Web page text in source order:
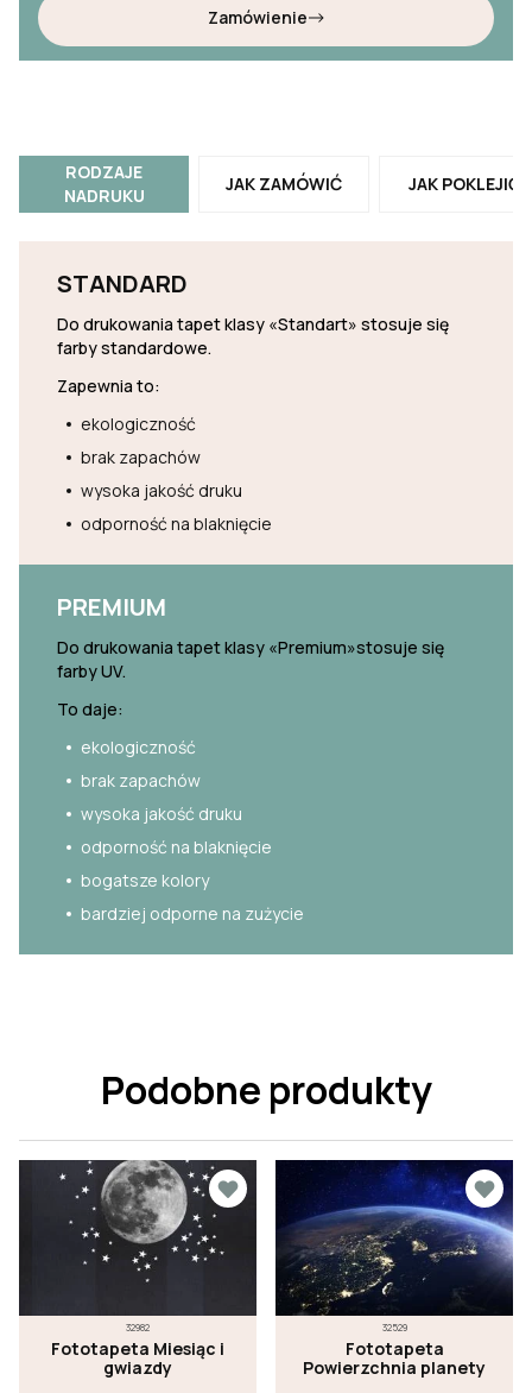
Zamówienie
RODZAJE
NADRUKU
JAK ZAMÓWIĆ JAK POKLEJIĆ
STANDARD
Do drukowania tapet klasy «Standart» stosuje się
farby standardowe.
Zapewnia to:
ekologiczność
brak zapachów
wysoka jakość druku
odporność na blaknięcie
PREMIUM
Do drukowania tapet klasy «Premium»stosuje się
farby UV.
To daje:
ekologiczność
brak zapachów
wysoka jakość druku
odporność na blaknięcie
bogatsze kolory
bardziej odporne na zużycie
Podobne produkty
32982
Fototapeta Miesiąc i
gwiazdy
32529
Fototapeta
Powierzchnia planety